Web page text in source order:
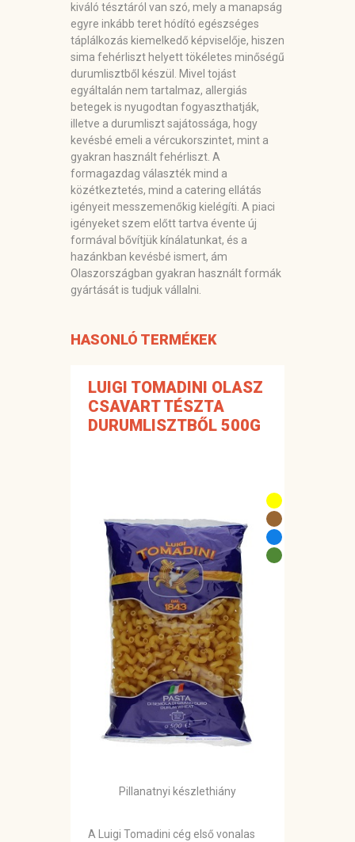
kiváló tésztáról van szó, mely a manapság
egyre inkább teret hódító egészséges
táplálkozás kiemelkedő képviselője, hiszen
sima fehérliszt helyett tökéletes minőségű
durumlisztből készül. Mivel tojást
egyáltalán nem tartalmaz, allergiás
betegek is nyugodtan fogyaszthatják,
illetve a durumliszt sajátossága, hogy
kevésbé emeli a vércukorszintet, mint a
gyakran használt fehérliszt. A
formagazdag választék mind a
közétkeztetés, mind a catering ellátás
igényeit messzemenőkig kielégíti. A piaci
igényeket szem előtt tartva évente új
formával bővítjük kínálatunkat, és a
hazánkban kevésbé ismert, ám
Olaszországban gyakran használt formák
gyártását is tudjuk vállalni.
HASONLÓ TERMÉKEK
LUIGI TOMADINI OLASZ
CSAVART TÉSZTA
DURUMLISZTBŐL 500G
Pillanatnyi készlethiány
A Luigi Tomadini cég első vonalas